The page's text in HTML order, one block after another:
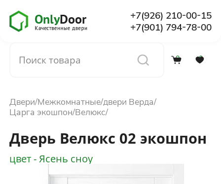
+7(926) 210-00-15
+7(901) 794-78-00
0 0
О компании
Установка
Доставка и оплата
Двери Межкомнатные двери Верда
Царга экошпон Велюкс
Дверь Велюкс 02 экошпон
цвет - Ясень сноу